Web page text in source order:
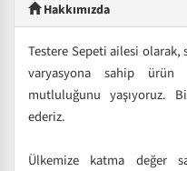
Hakkımızda
Testere Sepeti ailesi
varyasyona sahip ürün
mutluluğunu yaşıyoruz.
ederiz.
Ülkemize katma değer